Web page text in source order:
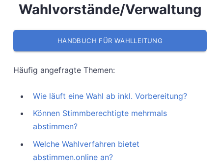
Wahlvorstände/Verwaltung
HANDBUCH FÜR WAHLLEITUNG
Häufig angefragte Themen:
Wie läuft eine Wahl ab inkl. Vorbereitung?
Können Stimmberechtigte mehrmals
abstimmen?
Welche Wahlverfahren bietet
abstimmen.online an?